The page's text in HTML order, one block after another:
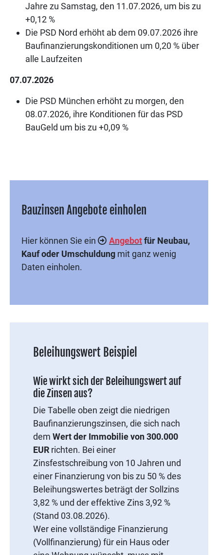
Jahre zu Samstag, den 11.07.2026, um bis zu
+0,12 %
Die PSD Nord erhöht ab dem 09.07.2026 ihre
Baufinanzierungskonditionen um 0,20 % über
alle Laufzeiten
07.07.2026
Die PSD München erhöht zu morgen, den
08.07.2026, ihre Konditionen für das PSD
BauGeld um bis zu +0,09 %
Bauzinsen Angebote einholen
Hier können Sie ein Angebotfür Neubau,
Kauf oder Umschuldung mit ganz wenig
Daten einholen.
Beleihungswert Beispiel
Wie wirkt sich der Beleihungswert auf
die Zinsen aus?
Die Tabelle oben zeigt die niedrigen
Baufinanzierungszinsen, die sich nach
dem Wert der Immobilie von 300.000
EUR richten. Bei einer
Zinsfestschreibung von 10 Jahren und
einer Finanzierung von bis zu 50 % des
Beleihungswertes beträgt der Sollzins
3,82 % und der effektive Zins 3,92 %
(Stand 03.08.2026).
Wer eine vollständige Finanzierung
(Vollfinanzierung) für ein Haus oder